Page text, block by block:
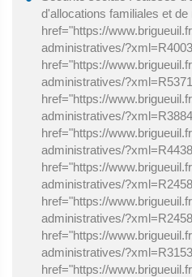
d'allocations familiales et de
href="https://
administratives/
href="https://
administratives/
href="https://
administratives/
href="https://
administratives/
href="https://
administratives/
href="https://
administratives/
href="https://
administratives/
href="https://